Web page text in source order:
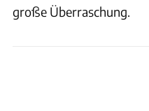
große Überraschung.